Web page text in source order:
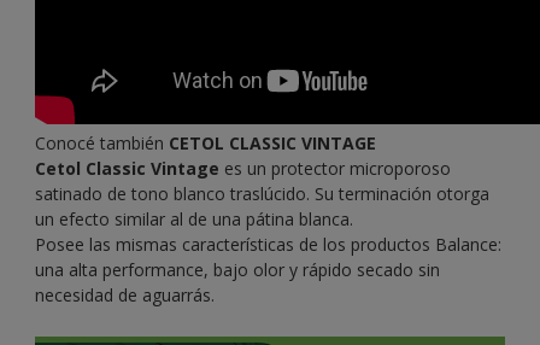
Conocé también CETOL CLASSIC VINTAGE
Cetol Classic Vintage es un protector microporoso
satinado de tono blanco traslúcido. Su terminación otorga
un efecto similar al de una pátina blanca.
Posee las mismas características de los productos Balance:
una alta performance, bajo olor y rápido secado sin
necesidad de aguarrás.